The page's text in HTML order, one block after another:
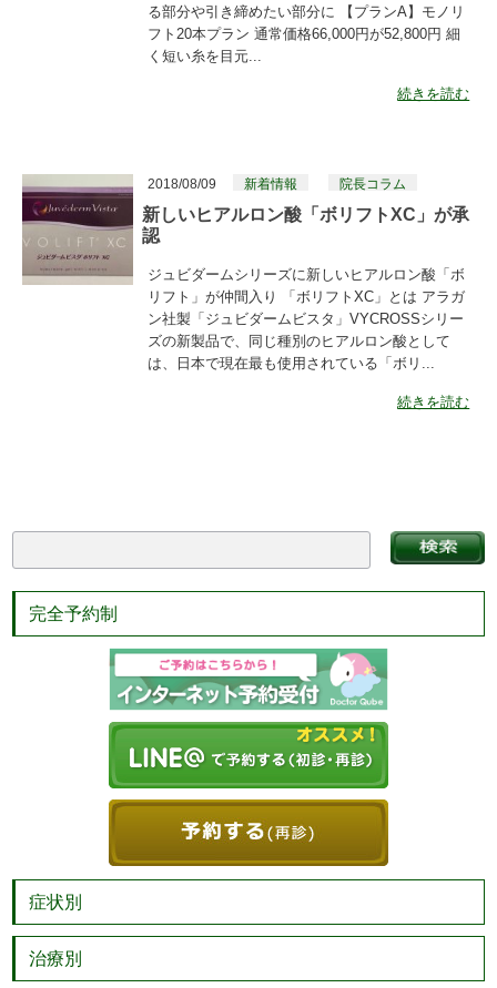
る部分や引き締めたい部分に 【プランA】モノリ
フト20本プラン 通常価格66,000円が52,800円 細
く短い糸を目元...
続きを読む
2018/08/09 新着情報 院長コラム
新しいヒアルロン酸「ボリフトXC」が承
認
ジュビダームシリーズに新しいヒアルロン酸「ボ
リフト」が仲間入り 「ボリフトXC」とは アラガ
ン社製「ジュビダームビスタ」VYCROSSシリー
ズの新製品で、同じ種別のヒアルロン酸として
は、日本で現在最も使用されている「ボリ...
続きを読む
完全予約制
症状別
治療別